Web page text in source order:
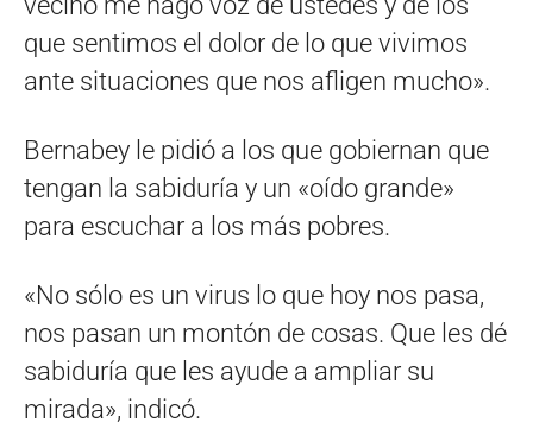
que sentimos el dolor de lo que vivimos
ante situaciones que nos afligen mucho».
Bernabey le pidió a los que gobiernan que
tengan la sabiduría y un «oído grande»
para escuchar a los más pobres.
«No sólo es un virus lo que hoy nos pasa,
nos pasan un montón de cosas. Que les dé
sabiduría que les ayude a ampliar su
mirada», indicó.